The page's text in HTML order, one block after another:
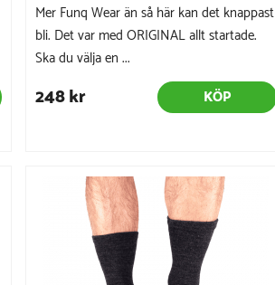
Mer Funq Wear än så här kan det knappast
bli. Det var med ORIGINAL allt startade.
Ska du välja en ...
248 kr KÖP